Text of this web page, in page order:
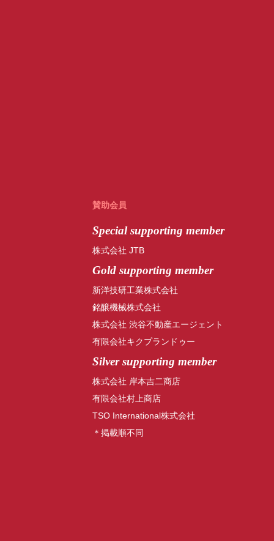
賛助会員
Specialsupporting member
株式会社 JTB
Gold supporting member
新洋技研工業株式会社
銘醸機械株式会社
株式会社 渋谷不動産エージェント
有限会社キクプランドゥー
Silver supporting member
株式会社 岸本吉二商店
有限会社村上商店
TSO International株式会社
＊掲載順不同